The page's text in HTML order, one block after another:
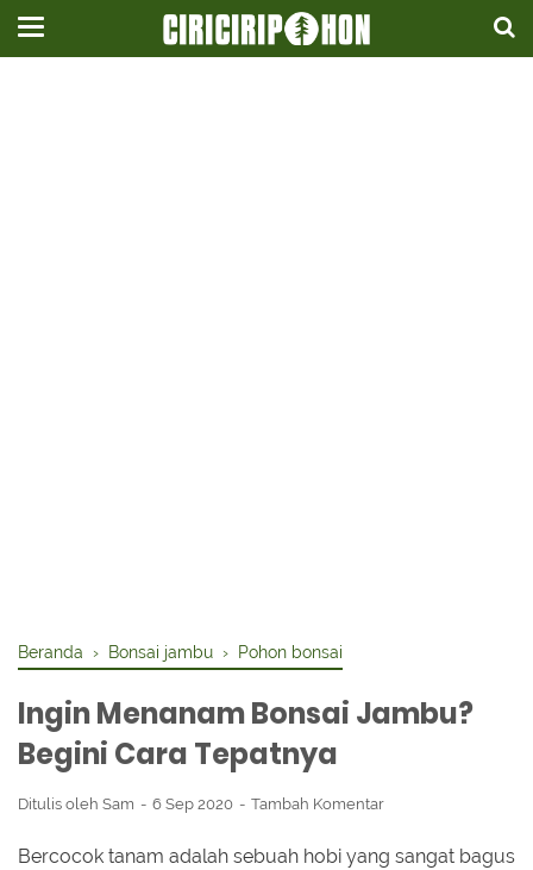
Beranda › Bonsai jambu › Pohon bonsai
Ingin Menanam Bonsai Jambu?
Begini Cara Tepatnya
Ditulis oleh Sam 6 Sep 2020 Tambah Komentar
Bercocok tanam adalah sebuah hobi yang sangat bagus